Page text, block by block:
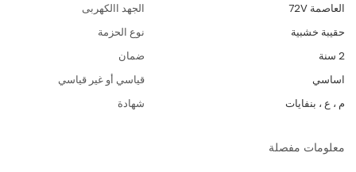
الجهد االكهربى
العاصمة 72V
نوع الحزمة
حقيبة خشبية
ضمان
2 سنة
قياسي أو غير قياسي
اساسي
شهادة
م ، ع ، بنفايات
معلومات مفصلة